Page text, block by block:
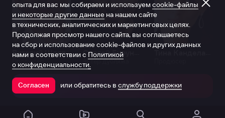
Виталий Шляппо
Продюсер Актёр дубляжа
Открыть в приложении
опыта для вас мы собираем и используем cookie-файлы
и некоторые другие данные на нашем сайте
в технических, аналитических и маркетинговых целях.
Продолжая просмотр нашего сайта, вы соглашаетесь
на сбор и использование cookie-файлов и других данных
нами в соответствии с Политикой
о конфиденциальности.
Согласен или обратитесь в службу поддержки